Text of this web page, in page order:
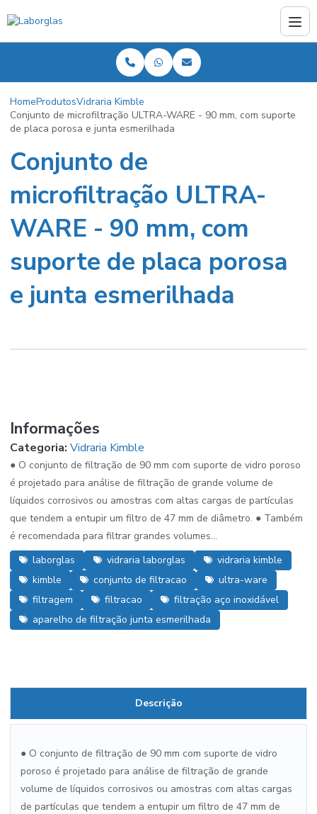
HomeProdutosVidraria Kimble
Conjunto de microfiltração ULTRA-WARE - 90 mm, com suporte
de placa porosa e junta esmerilhada
Conjunto de
microfiltração ULTRA-
WARE - 90 mm, com
suporte de placa porosa
e junta esmerilhada
Informações
Categoria: Vidraria Kimble
● O conjunto de filtração de 90 mm com suporte de vidro poroso
é projetado para análise de filtração de grande volume de
líquidos corrosivos ou amostras com altas cargas de partículas
que tendem a entupir um filtro de 47 mm de diâmetro. ● Também
é recomendada para filtrar grandes volumes...
laborglas
vidraria laborglas
vidraria kimble
kimble
conjunto de filtracao
ultra-ware
filtragem
filtracao
filtração aço inoxidável
aparelho de filtração junta esmerilhada
Descrição
● O conjunto de filtração de 90 mm com suporte de vidro
poroso é projetado para análise de filtração de grande
volume de líquidos corrosivos ou amostras com altas cargas
de partículas que tendem a entupir um filtro de 47 mm de